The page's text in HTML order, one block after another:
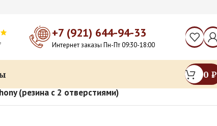
+7 (921) 644-94-33
Интернет заказы Пн-Пт 09:30-18:00
0 ₽
(резина с 2 отверстиями)